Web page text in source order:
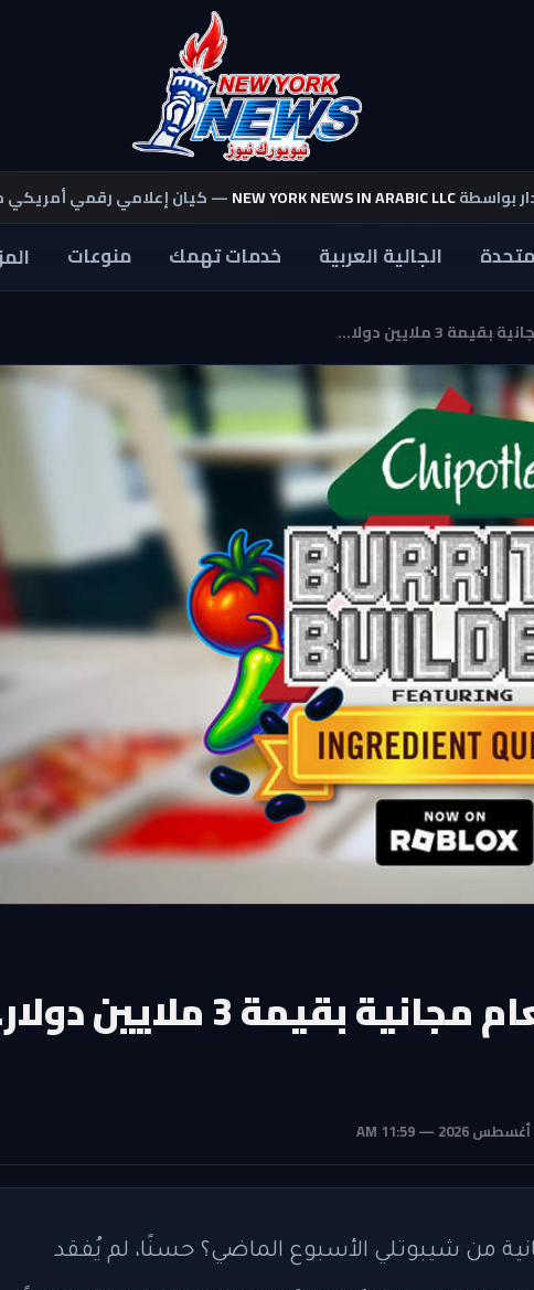
بواسطةNEW YORK NEWS IN ARABIC LLC— كيان إعلامي رقمي
الجالية العربية خدمات تهمك منوعات
ملايين دولا...
شيبوتل يقدم وجبات طعام مجانية بقيمة 3 ملايين
من شيبوتلي الأسبوع الماضي؟ حسنًا، لم يُفقد